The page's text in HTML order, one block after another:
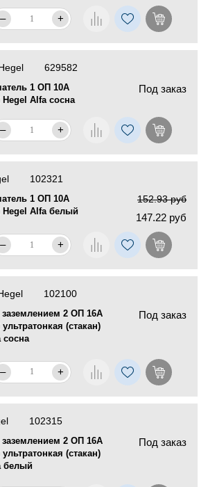
– +
629582
1 ОП 10А
Hegel Alfa сосна
Под заказ
– +
102321
1 ОП 10А
Hegel Alfa белый
152.93 руб
147.22 руб
– +
102100
заземлением 2 ОП 16А
(стакан)
сосна
Под заказ
– +
102315
заземлением 2 ОП 16А
(стакан)
белый
Под заказ